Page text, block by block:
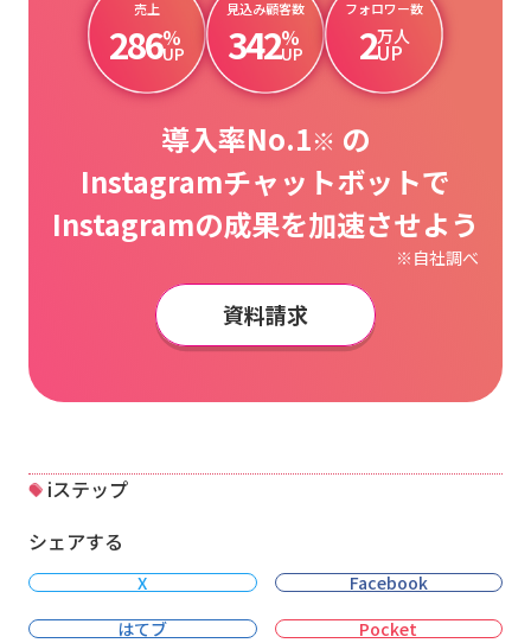
売上
286%
UP
見込み顧客数
342%
UP
フォロワー数
2万人
UP
導入率No.1※ の
Instagramチャットボットで
Instagramの成果を加速させよう
※自社調べ
資料請求
iステップ
シェアする
X
Facebook
はてブ
Pocket